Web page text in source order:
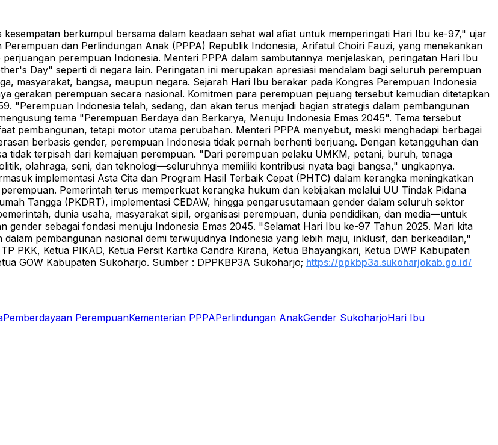
berkumpul bersama dalam keadaan sehat wal afiat untuk memperingati Hari Ibu ke-97," ujar
dan Perlindungan Anak (PPPA) Republik Indonesia, Arifatul Choiri Fauzi, yang menekankan
perempuan Indonesia. Menteri PPPA dalam sambutannya menjelaskan, peringatan Hari Ibu
Day" seperti di negara lain. Peringatan ini merupakan apresiasi mendalam bagi seluruh perempuan
masyarakat, bangsa, maupun negara. Sejarah Hari Ibu berakar pada Kongres Perempuan Indonesia
gerakan perempuan secara nasional. Komitmen para perempuan pejuang tersebut kemudian ditetapkan
"Perempuan Indonesia telah, sedang, dan akan terus menjadi bagian strategis dalam pembangunan
tema "Perempuan Berdaya dan Berkarya, Menuju Indonesia Emas 2045". Tema tersebut
pembangunan, tetapi motor utama perubahan. Menteri PPPA menyebut, meski menghadapi berbagai
berbasis gender, perempuan Indonesia tidak pernah berhenti berjuang. Dengan ketangguhan dan
tidak terpisah dari kemajuan perempuan. "Dari perempuan pelaku UMKM, petani, buruh, tenaga
olahraga, seni, dan teknologi—seluruhnya memiliki kontribusi nyata bagi bangsa," ungkapnya.
implementasi Asta Cita dan Program Hasil Terbaik Cepat (PHTC) dalam kerangka meningkatkan
Pemerintah terus memperkuat kerangka hukum dan kebijakan melalui UU Tindak Pidana
Tangga (PKDRT), implementasi CEDAW, hingga pengarusutamaan gender dalam seluruh sektor
dunia usaha, masyarakat sipil, organisasi perempuan, dunia pendidikan, dan media—untuk
gender sebagai fondasi menuju Indonesia Emas 2045. "Selamat Hari Ibu ke-97 Tahun 2025. Mari kita
pembangunan nasional demi terwujudnya Indonesia yang lebih maju, inklusif, dan berkeadilan,"
PKK, Ketua PIKAD, Ketua Persit Kartika Candra Kirana, Ketua Bhayangkari, Ketua DWP Kabupaten
GOW Kabupaten Sukoharjo. Sumber : DPPKBP3A Sukoharjo; https://ppkbp3a.sukoharjokab.go.id/
Pemberdayaan PerempuanKementerian PPPAPerlindungan AnakGender SukoharjoHari Ibu